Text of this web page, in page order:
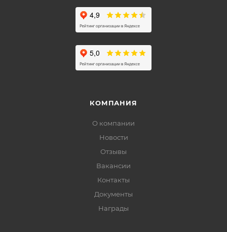
КОМПАНИЯ
О компании
Новости
Отзывы
Вакансии
Контакты
Документы
Награды